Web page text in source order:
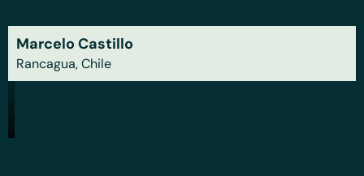
Marcelo Castillo
Rancagua, Chile